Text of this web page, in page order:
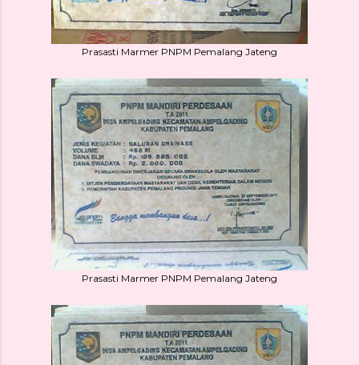
Prasasti Marmer PNPM Pemalang Jateng
Prasasti Marmer PNPM Pemalang Jateng